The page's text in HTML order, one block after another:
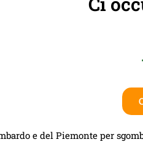
e del Piemonte per